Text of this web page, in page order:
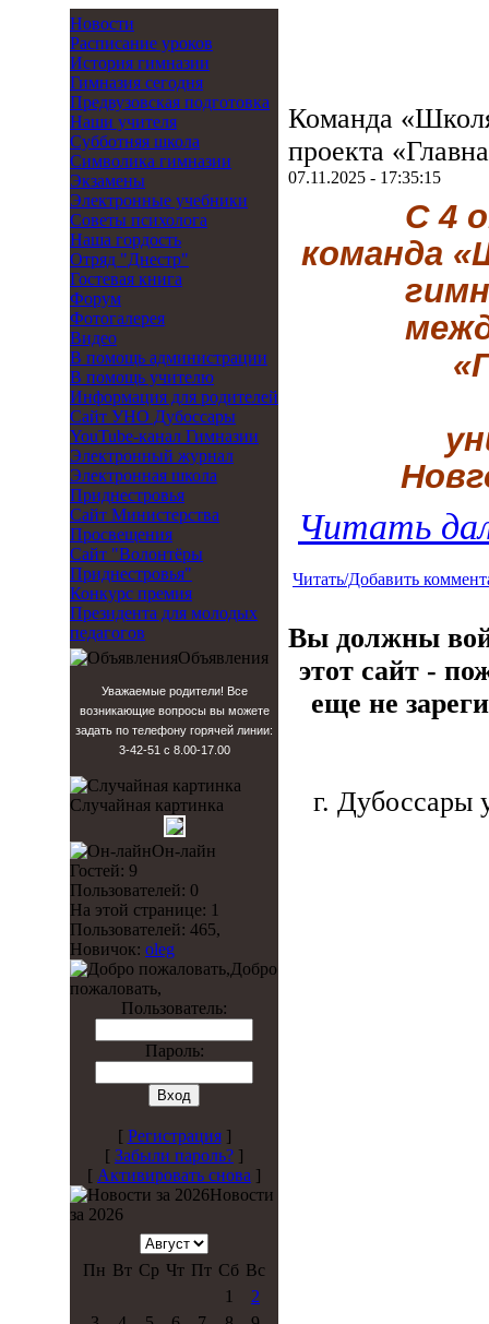
Новости
Расписание уроков
История гимназии
Гимназия сегодня
Предвузовская подготовка
Наши учителя
Субботняя школа
Символика гимназии
Экзамены
Электронные учебники
Советы психолога
Наша гордость
Отряд "Днестр"
Гостевая книга
Форум
Фотогалерея
Видео
В помощь администрации
В помощь учителю
Информация для родителей
Cайт УНО Дубоссары
YouTube-канал Гимназии
Электронный журнал
Электронная школа
Приднестровья
Сайт Министерства
Просвещения
Сайт "Волонтёры
Приднестровья"
Конкурс премия
Президента для молодых
педагогов
Объявления
Уважаемые родители! Все
возникающие вопросы вы можете
задать по телефону горячей линии:
3-42-51 с 8.00-17.00
Случайная картинка
Он-лайн
Гостей: 9
Пользователей: 0
На этой странице: 1
Пользователей: 465,
Новичок: oleg
Добро
пожаловать,
Пользователь:
Пароль:
[ Регистрация]
[ Забыли пароль? ]
[ Активировать снова ]
Новости
за 2026
Пн Вт Ср Чт Пт Сб Вс
1
2
Команда
проекта
07.11.2025 - 17:35:15
С 4
команда
Читать
Читать/Добавить
Вы должны
этот сайт -
еще не
г. Дубоссары